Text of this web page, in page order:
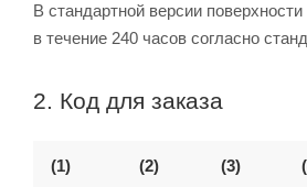
В стандартной версии
в течение 240 часов согласно
2. Код для заказа
(1) (2) (3)